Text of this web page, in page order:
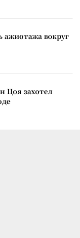
ажиотажа вокруг
Цоя захотел